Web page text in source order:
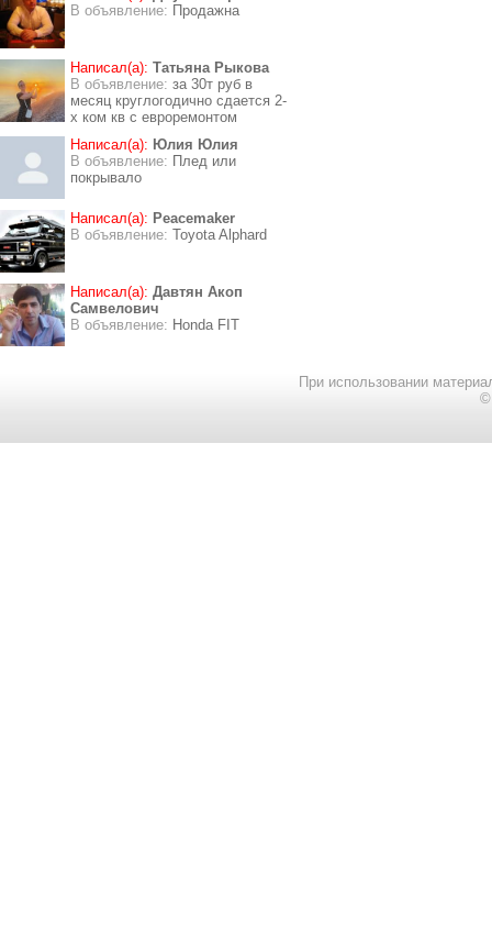
В объявление: Продажна
Написал(а): Татьяна Рыкова
В объявление: за 30т руб в
месяц круглогодично сдается 2-
х ком кв с евроремонтом
Написал(а): Юлия Юлия
В объявление: Плед или
покрывало
Написал(а): Peacemaker
В объявление: Toyota Alphard
Написал(а): Давтян Акоп
Самвелович
В объявление: Honda FIT
При использовании